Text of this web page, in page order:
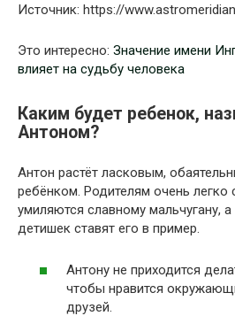
Источник: https://
Это интересно: Значение имени
влияет на судьбу человека
Каким будет ребенок,
Антоном?
Антон растёт ласковым,
ребёнком. Родителям очень
умиляются славному мальчугану,
детишек ставят его в пример.
Антону не приходится
чтобы нравится
друзей.